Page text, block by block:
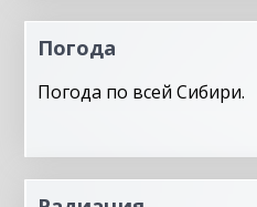
Погода
Погода по всей Сибири.